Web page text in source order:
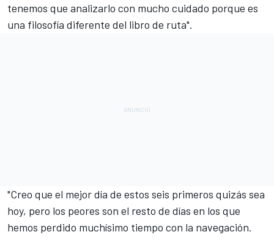
tenemos que analizarlo con mucho cuidado porque es
una filosofía diferente del libro de ruta".
"Creo que el mejor día de estos seis primeros quizás sea
hoy, pero los peores son el resto de días en los que
hemos perdido muchísimo tiempo con la navegación.